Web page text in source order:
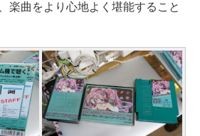
楽曲をより心地よく堪能すること